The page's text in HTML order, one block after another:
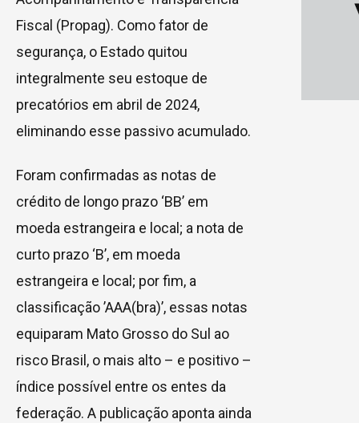
Fiscal (Propag). Como fator de
segurança, o Estado quitou
integralmente seu estoque de
precatórios em abril de 2024,
eliminando esse passivo acumulado.
Foram confirmadas as notas de
crédito de longo prazo ‘BB’ em
moeda estrangeira e local; a nota de
curto prazo ‘B’, em moeda
estrangeira e local; por fim, a
classificação ’AAA(bra)’, essas notas
equiparam Mato Grosso do Sul ao
risco Brasil, o mais alto – e positivo –
índice possível entre os entes da
federação. A publicação aponta ainda